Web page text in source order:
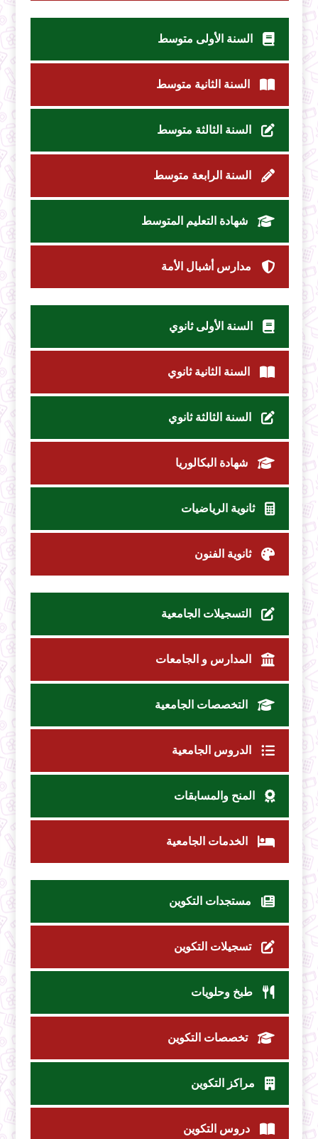
السنة الأولى متوسط
السنة الثانية متوسط
السنة الثالثة متوسط
السنة الرابعة متوسط
شهادة التعليم المتوسط
مدارس أشبال الأمة
السنة الأولى ثانوي
السنة الثانية ثانوي
السنة الثالثة ثانوي
شهادة البكالوريا
ثانوية الرياضيات
ثانوية الفنون
التسجيلات الجامعية
المدارس و الجامعات
التخصصات الجامعية
الدروس الجامعية
المنح والمسابقات
الخدمات الجامعية
مستجدات التكوين
تسجيلات التكوين
طبخ وحلويات
تخصصات التكوين
مراكز التكوين
دروس التكوين